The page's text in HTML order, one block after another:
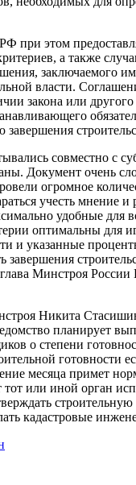
при этом
а также
заключаемого
власти.
закона или
совместно с
Документ очень
огромное
учесть мнение и
удобные для
оптимальны для
и указанные
завершения
Минстроя
Никита
планирует
о степени
готовности
месяца примет
тот или иной орган
строительную
кадастровые